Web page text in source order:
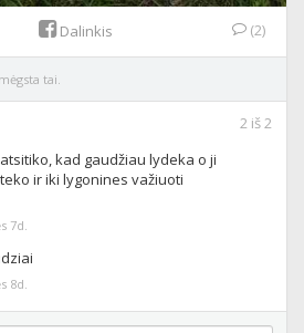
Dalinkis (2)
mėgsta tai.
2 iš2
kad gaudžiau lydeka o ji
ir iki lygonines važiuoti
7d.
8d.